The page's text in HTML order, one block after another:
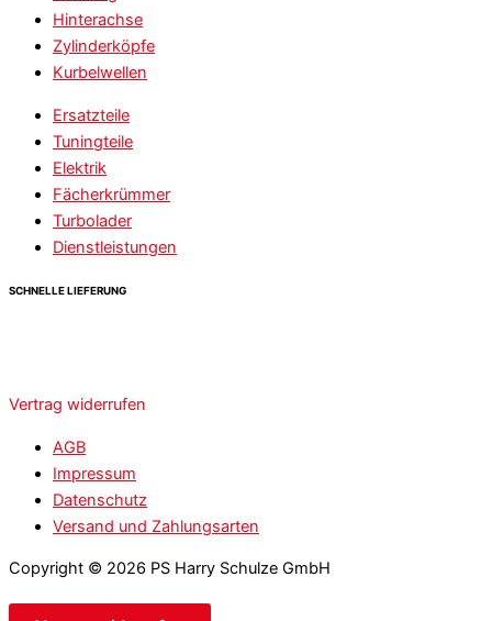
Hinterachse
Zylinderköpfe
Kurbelwellen
Ersatzteile
Tuningteile
Elektrik
Fächerkrümmer
Turbolader
Dienstleistungen
SCHNELLE LIEFERUNG
Vertrag widerrufen
AGB
Impressum
Datenschutz
Versand und Zahlungsarten
Copyright © 2026 PS Harry Schulze GmbH